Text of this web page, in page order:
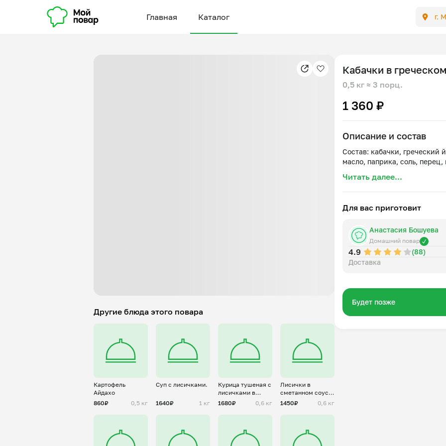
Главная Каталог г.
Другие блюда этого повара
Картофель
Айдахо
860₽
0,5 кг
Суп с лисичками.
1640₽ 1 кг
Курица тушеная с
лисичками в
сметанном соусе
1680₽ 0,6 кг
Лисички в
сметанном соусе
с картофелем
1450₽ 0,6 кг
Кабачки в
0,5 кг ≈ 3 порц.
1 360 ₽
Описание и состав
Состав: кабачки, греческий
Читать далее...
Для вас приготовит
Анастасия Бошуева
Домашний повар
4.9
(88)
Доставка
Будет позже